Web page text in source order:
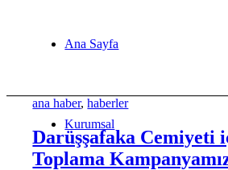
Ana Sayfa
Kurumsal
ana haber,haberler
Darüşşafaka Cemiyeti
Toplama